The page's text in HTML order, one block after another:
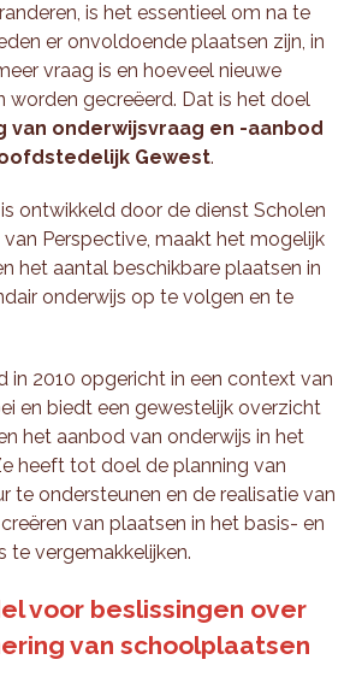
is het essentieel om na te
er onvoldoende plaatsen zijn, in
vraag is en hoeveel nieuwe
worden gecreëerd. Dat is het doel
van onderwijsvraag en -aanbod
Gewest.
ontwikkeld door de dienst Scholen
Perspective, maakt het mogelijk
het aantal beschikbare plaatsen in
onderwijs op te volgen en te
in 2010 opgericht in een context van
en biedt een gewestelijk overzicht
het aanbod van onderwijs in het
heeft tot doel de planning van
te ondersteunen en de realisatie van
van plaatsen in het basis- en
te vergemakkelijken.
voor beslissingen over
van schoolplaatsen